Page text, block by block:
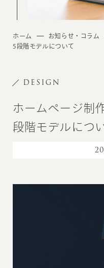
ホーム お知らせ・コラム
5段階モデルについて
DESIGN
ホームページ制
段階モデルにつ